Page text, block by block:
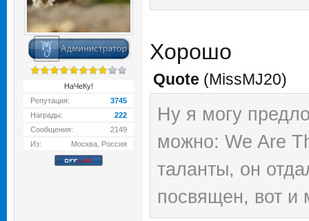
НаЧеКу!
Репутация:
3745
Награды:
222
Сообщения:
2149
Из:
Москва, Россия
Хорошо
Quote (MissMJ20)
Ну я могу
можно: We Are
таланты, он
посвящен, вот и